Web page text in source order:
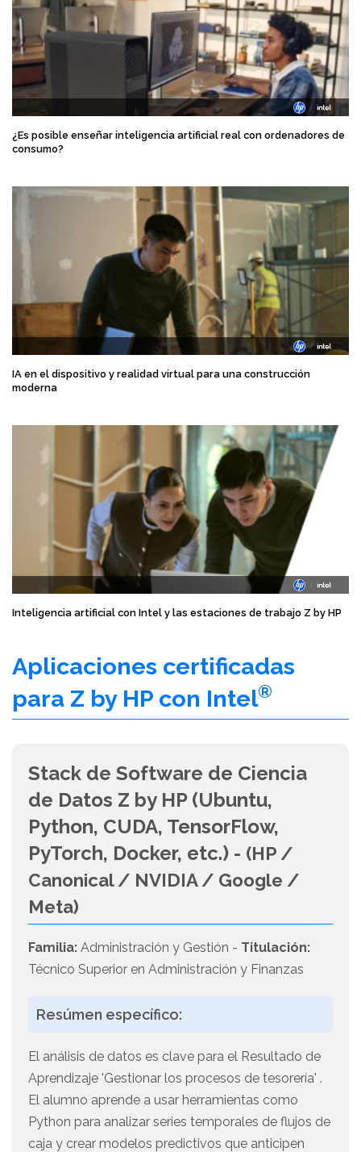
¿Es posible enseñar inteligencia artificial real con ordenadores de
consumo?
IA en el dispositivo y realidad virtual para una construcción
moderna
Inteligencia artificial con Intel y las estaciones de trabajo Z by HP
Aplicaciones certificadas
para Z by HP con Intel®
Stack de Software de Ciencia
de Datos Z by HP (Ubuntu,
Python, CUDA, TensorFlow,
PyTorch, Docker, etc.) - (HP /
Canonical / NVIDIA / Google /
Meta)
Familia: Administración y Gestión - Titulación:
Técnico Superior en Administración y Finanzas
Resúmen específico:
El análisis de datos es clave para el Resultado de
Aprendizaje 'Gestionar los procesos de tesorería' .
El alumno aprende a usar herramientas como
Python para analizar series temporales de flujos de
caja y crear modelos predictivos que anticipen